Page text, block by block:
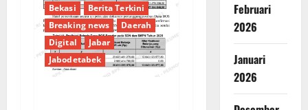
Bekasi
Berita Terkini
Breaking news
Daerah
Digital
Jabar
Jabodetabek
Februari
2026
Januari
2026